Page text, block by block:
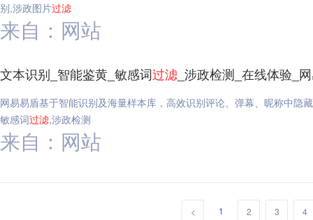
别,涉政图片过滤
来自：网站
文本识别_智能鉴黄_敏感词过滤 _涉政检测_在线体验_
网易易盾基于智能识别及海量样本库，高效识别评论、弹幕、昵称中隐
敏感词过滤,涉政检测
来自：网站
< 1 2 3 4